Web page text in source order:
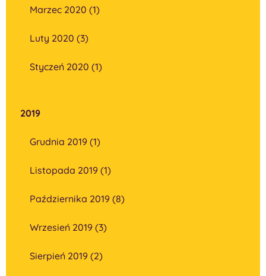
Marzec 2020 (1)
Luty 2020 (3)
Styczeń 2020 (1)
2019
Grudnia 2019 (1)
Listopada 2019 (1)
Października 2019 (8)
Wrzesień 2019 (3)
Sierpień 2019 (2)